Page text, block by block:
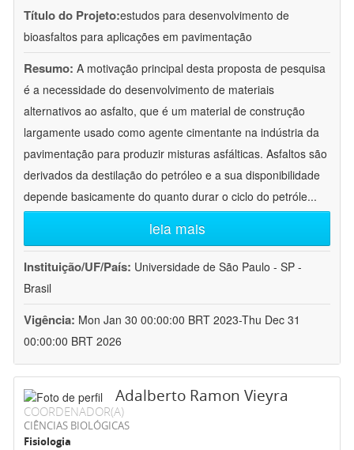
Título do Projeto:estudos para desenvolvimento de
bioasfaltos para aplicações em pavimentação
Resumo: A motivação principal desta proposta de pesquisa
é a necessidade do desenvolvimento de materiais
alternativos ao asfalto, que é um material de construção
largamente usado como agente cimentante na indústria da
pavimentação para produzir misturas asfálticas. Asfaltos são
derivados da destilação do petróleo e a sua disponibilidade
depende basicamente do quanto durar o ciclo do petróle...
leia mais
Instituição/UF/País: Universidade de São Paulo - SP -
Brasil
Vigência: Mon Jan 30 00:00:00 BRT 2023-Thu Dec 31
00:00:00 BRT 2026
Adalberto Ramon Vieyra
COORDENADOR(A)
CIÊNCIAS BIOLÓGICAS
Fisiologia